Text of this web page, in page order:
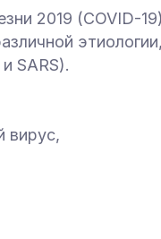
2019 (COVID-
SARS).
вирус,